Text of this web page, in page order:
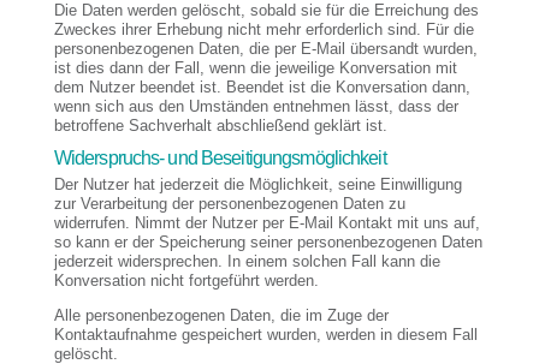
Die Daten werden gelöscht, sobald sie für die Erreichung des
Zweckes ihrer Erhebung nicht mehr erforderlich sind. Für die
personenbezogenen Daten, die per E-Mail übersandt wurden,
ist dies dann der Fall, wenn die jeweilige Konversation mit
dem Nutzer beendet ist. Beendet ist die Konversation dann,
wenn sich aus den Umständen entnehmen lässt, dass der
betroffene Sachverhalt abschließend geklärt ist.
Widerspruchs- und Beseitigungsmöglichkeit
Der Nutzer hat jederzeit die Möglichkeit, seine Einwilligung
zur Verarbeitung der personenbezogenen Daten zu
widerrufen. Nimmt der Nutzer per E-Mail Kontakt mit uns auf,
so kann er der Speicherung seiner personenbezogenen Daten
jederzeit widersprechen. In einem solchen Fall kann die
Konversation nicht fortgeführt werden.
Alle personenbezogenen Daten, die im Zuge der
Kontaktaufnahme gespeichert wurden, werden in diesem Fall
gelöscht.